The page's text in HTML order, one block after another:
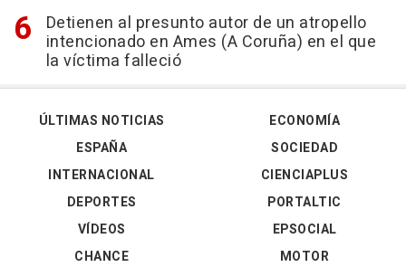
Detienen al presunto autor de un atropello
intencionado en Ames (A Coruña) en el que
la víctima falleció
ÚLTIMAS NOTICIAS
ESPAÑA
INTERNACIONAL
DEPORTES
VÍDEOS
ECONOMÍA
SOCIEDAD
CIENCIAPLUS
PORTALTIC
EPSOCIAL
CHANCE
MOTOR